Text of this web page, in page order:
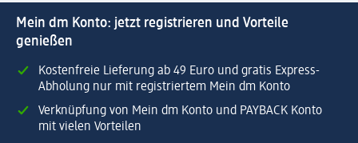
Mein dm Konto: jetzt registrieren und Vorteile
genießen
Kostenfreie Lieferung ab 49 Euro und gratis Express-
Abholung nur mit registriertem Mein dm Konto
Verknüpfung von Mein dm Konto und PAYBACK Konto
mit vielen Vorteilen